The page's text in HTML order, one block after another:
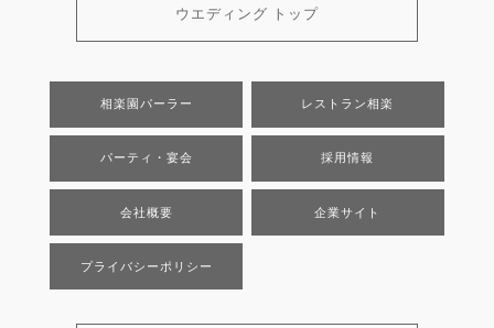
ウエディング トップ
相楽園パーラー レストラン相楽
パーティ・宴会 採用情報
会社概要 企業サイト
プライバシーポリシー